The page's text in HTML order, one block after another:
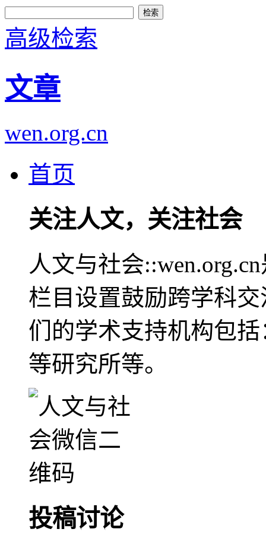
高级检索
文章
wen.org.cn
首页
关注人文，关注社会
人文与社会
栏目设置鼓励跨学科
们的学术支持机构包
等研究所等。
投稿讨论